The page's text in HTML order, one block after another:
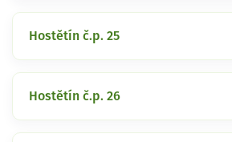
Hostětín č.p. 25
Hostětín č.p. 26